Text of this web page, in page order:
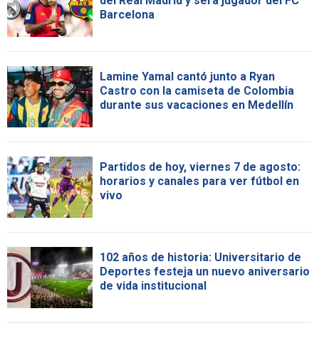
Barcelona
Lamine Yamal cantó junto a Ryan
Castro con la camiseta de Colombia
durante sus vacaciones en Medellín
Partidos de hoy, viernes 7 de agosto:
horarios y canales para ver fútbol en
vivo
102 años de historia: Universitario de
Deportes festeja un nuevo aniversario
de vida institucional